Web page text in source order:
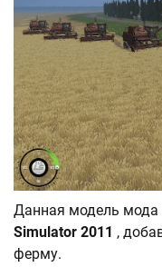
Данная модель мода
Simulator 2011 ,
ферму.